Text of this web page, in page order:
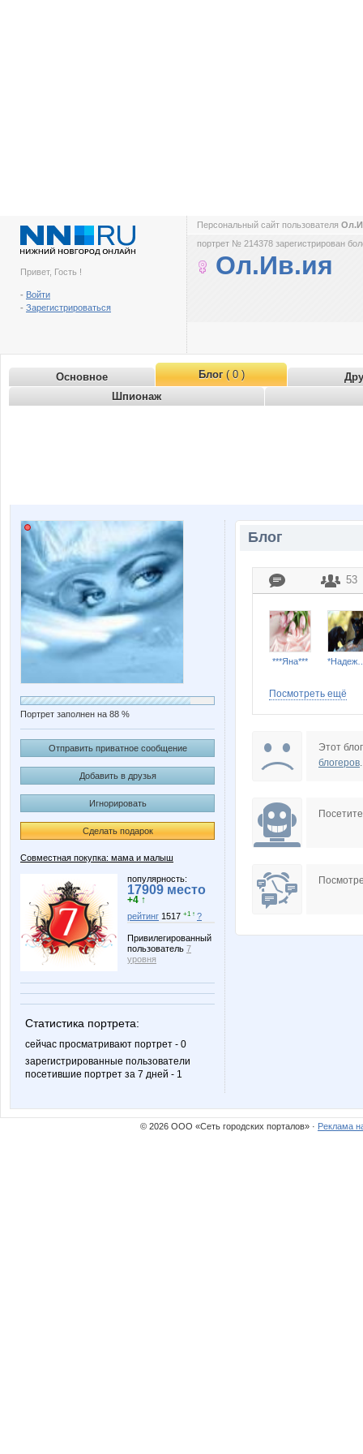
Привет, Гость !
- Войти
- Зарегистрироваться
Персональный сайт пользователя
портрет № 214378 зарегистрирован
Ол.Ив.ия
Основное Блог( 0 )
Шпионаж
Портрет заполнен на 88 %
Отправить приватное сообщение
Добавить в друзья
Игнорировать
Сделать подарок
Совместная покупка: мама и малыш
популярность:
17909 место
+4 ↑
рейтинг 1517 +1 ↑ ?
Привилегированный
пользователь 7
уровня
Статистика портрета:
сейчас просматривают портрет - 0
зарегистрированные пользователи
посетившие портрет за 7 дней - 1
Блог
53
***Яна***
Wisp@
guv irina26
Посмотреть ещё
Этот
блогеров.
© 2026 ООО «Сеть городских порталов» · Реклама